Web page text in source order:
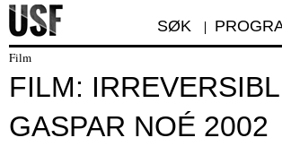
SØK
Film
FILM:
GASPAR NOÉ 2002